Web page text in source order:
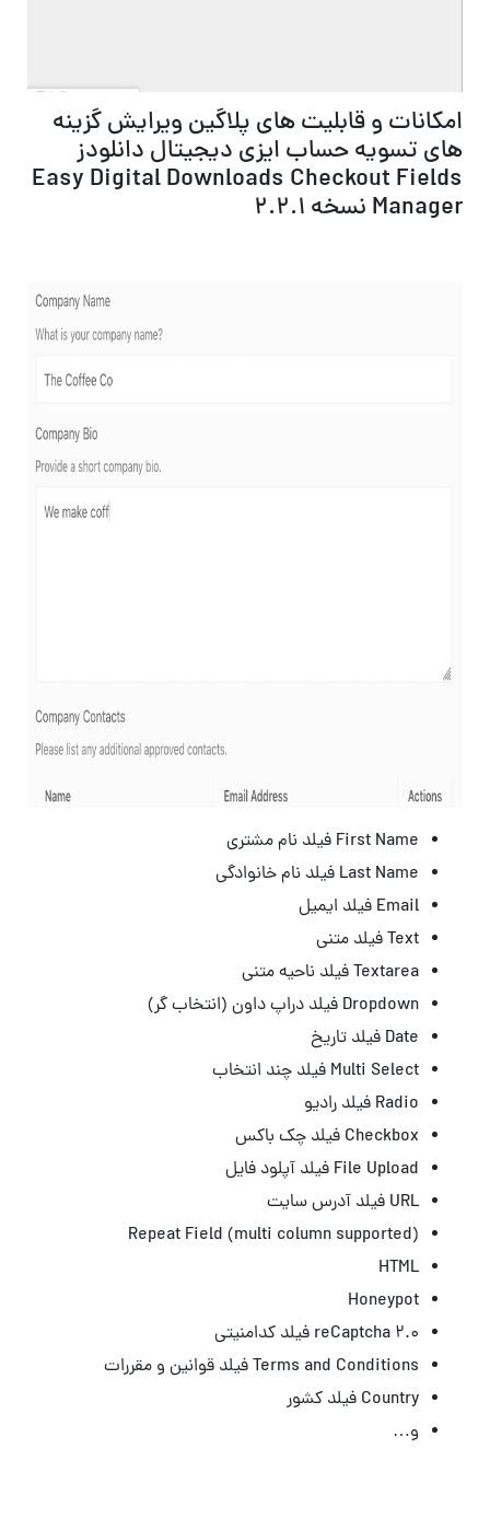
امکانات و قابلیت های پلاگین ویرایش گزینه
های تسویه حساب ایزی دیجیتال دانلودز
Easy Digital Downloads Checkout Fields
Manager نسخه 2.2.1
First Name فیلد نام مشتری
Last Name فیلد نام خانوادگی
Email فیلد ایمیل
Text فیلد متنی
Textarea فیلد ناحیه متنی
Dropdown فیلد دراپ داون (انتخاب گر)
Date فیلد تاریخ
Multi Select فیلد چند انتخاب
Radio فیلد رادیو
Checkbox فیلد چک باکس
File Upload فیلد آپلود فایل
URL فیلد آدرس سایت
Repeat Field (multi column supported)
HTML
Honeypot
reCaptcha 2.0 فیلد کدامنیتی
Terms and Conditions فیلد قوانین و مقررات
Country فیلد کشور
و…